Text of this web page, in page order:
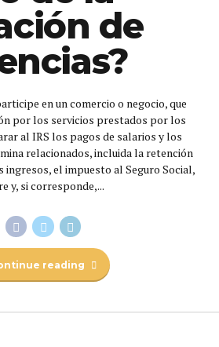
de
en un comercio o negocio, que
por los servicios prestados por los
al IRS los pagos de salarios y los
relacionados, incluida la retención
el impuesto al Seguro Social,
y, si corresponde,...
reading